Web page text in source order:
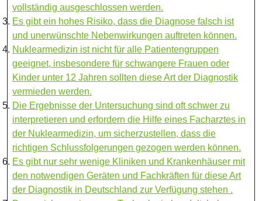
vollständig ausgeschlossen werden.
Es gibt ein hohes Risiko, dass die Diagnose falsch ist
und unerwünschte Nebenwirkungen auftreten können.
Nuklearmedizin ist nicht für alle Patientengruppen
geeignet, insbesondere für schwangere Frauen oder
Kinder unter 12 Jahren sollten diese Art der Diagnostik
vermieden werden.
Die Ergebnisse der Untersuchung sind oft schwer zu
interpretieren und erfordern die Hilfe eines Facharztes in
der Nuklearmedizin, um sicherzustellen, dass die
richtigen Schlussfolgerungen gezogen werden können.
Es gibt nur sehr wenige Kliniken und Krankenhäuser mit
den notwendigen Geräten und Fachkräften für diese Art
der Diagnostik in Deutschland zur Verfügung stehen .